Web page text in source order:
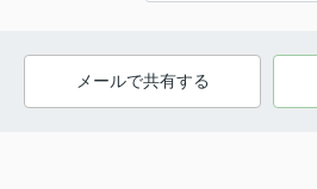
メールで共有する